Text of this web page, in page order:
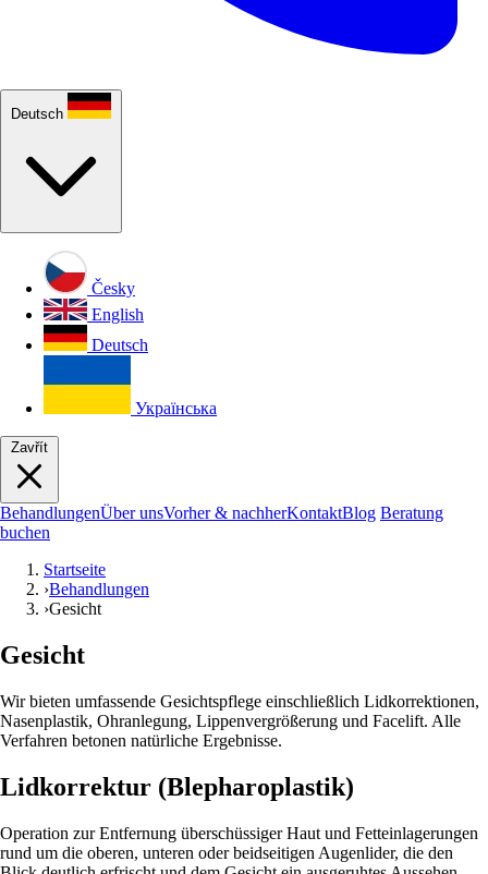
Deutsch
Česky
English
Deutsch
Українська
Zavřít
BehandlungenÜber unsVorher & nachherKontaktBlog Beratung
buchen
Startseite
›Behandlungen
›Gesicht
Gesicht
Wir bieten umfassende Gesichtspflege einschließlich Lidkorrektionen,
Nasenplastik, Ohranlegung, Lippenvergrößerung und Facelift. Alle
Verfahren betonen natürliche Ergebnisse.
Lidkorrektur (Blepharoplastik)
Operation zur Entfernung überschüssiger Haut und Fetteinlagerungen
rund um die oberen, unteren oder beidseitigen Augenlider, die den